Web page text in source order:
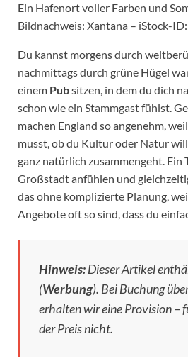
Ein Hafenort voller Farben und
Bildnachweis: Xantana – iStock-
Du kannst morgens durch
nachmittags durch grüne Hügel
einem Pubsitzen, in dem du dich
schon wie ein Stammgast fühlst.
machen England so angenehm,
musst, ob du Kultur oder Natur
ganz natürlich zusammengeht. Ein
Großstadt anfühlen und
das ohne komplizierte Planung,
Angebote oft so sind, dass du
Hinweis:Dieser Artikel
(Werbung). Bei Buchung
erhalten wir eine Provision –
der Preis nicht.